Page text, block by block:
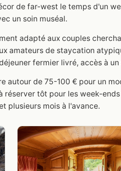
de far-west le temps d'un
un soin muséal.
adapté aux couples
amateurs de staycation
fermier livré, accès à
autour de 75-100 € pour un
réserver tôt pour les week-
plusieurs mois à l'avance.